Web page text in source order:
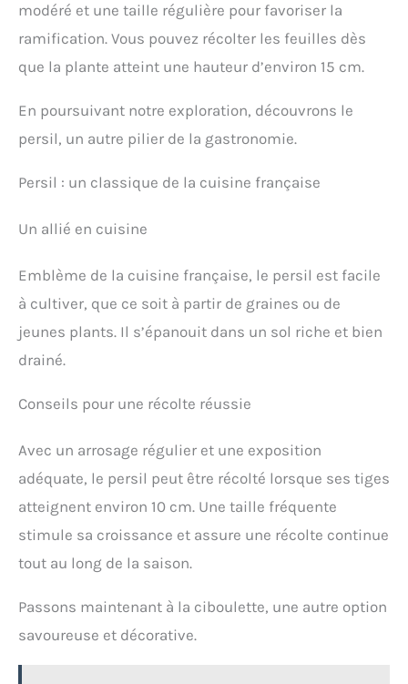
modéré et une taille régulière pour favoriser la
ramification. Vous pouvez récolter les feuilles dès
que la plante atteint une hauteur d’environ 15 cm.
En poursuivant notre exploration, découvrons le
persil, un autre pilier de la gastronomie.
Persil : un classique de la cuisine française
Un allié en cuisine
Emblème de la cuisine française, le persil est facile
à cultiver, que ce soit à partir de graines ou de
jeunes plants. Il s’épanouit dans un sol riche et bien
drainé.
Conseils pour une récolte réussie
Avec un arrosage régulier et une exposition
adéquate, le persil peut être récolté lorsque ses tiges
atteignent environ 10 cm. Une taille fréquente
stimule sa croissance et assure une récolte continue
tout au long de la saison.
Passons maintenant à la ciboulette, une autre option
savoureuse et décorative.